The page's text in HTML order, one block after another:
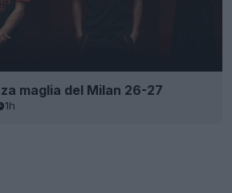
maglia del Milan 26-27
1h